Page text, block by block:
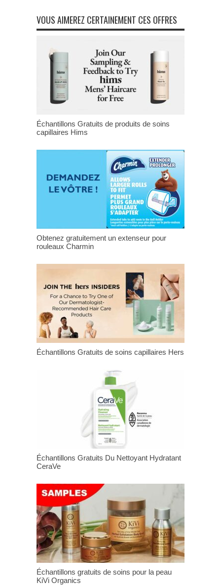
VOUS AIMEREZ CERTAINEMENT CES OFFRES
Échantillons Gratuits de produits de soins
capillaires Hims
Obtenez gratuitement un extenseur pour
rouleaux Charmin
Échantillons Gratuits de soins capillaires Hers
Échantillons Gratuits Du Nettoyant Hydratant
CeraVe
Échantillons gratuits de soins pour la peau
KiVi Organics